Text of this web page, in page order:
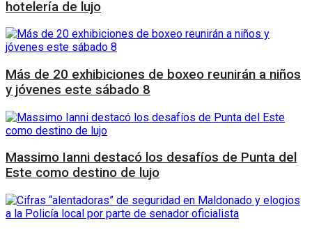
hotelería de lujo
Más de 20 exhibiciones de boxeo reunirán a niños
y jóvenes este sábado 8
Massimo Ianni destacó los desafíos de Punta del
Este como destino de lujo